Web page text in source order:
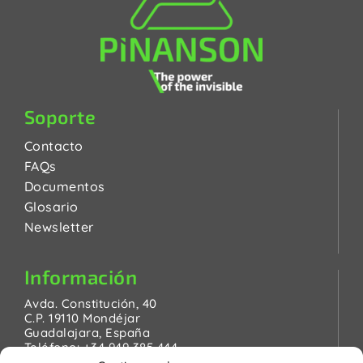
Soporte
Contacto
FAQs
Documentos
Glosario
Newsletter
Información
Avda. Constitución, 40
C.P. 19110 Mondéjar
Guadalajara, España
Teléfono:+34 949 385 444